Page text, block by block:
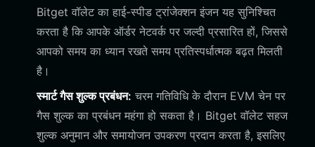
Bitget वॉलेट का हाई-स्पीड ट्रांजेक्शन इंजन यह सुनिश्चित
करता है कि आपके ऑर्डर नेटवर्क पर जल्दी प्रसारित हों, जिससे
आपको समय का ध्यान रखते समय प्रतिस्पर्धात्मक बढ़त मिलती
है।
स्मार्ट गैस शुल्क प्रबंधन: चरम गतिविधि के दौरान EVM चेन पर
गैस शुल्क का प्रबंधन महंगा हो सकता है। Bitget वॉलेट सहज
शुल्क अनुमान और समायोजन उपकरण प्रदान करता है, इसलिए